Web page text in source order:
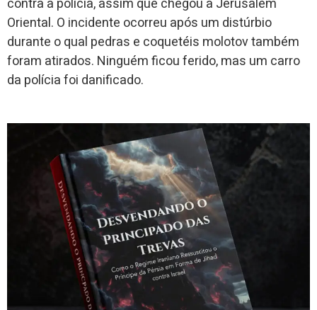
contra a polícia, assim que chegou a Jerusalém
Oriental. O incidente ocorreu após um distúrbio
durante o qual pedras e coquetéis molotov também
foram atirados. Ninguém ficou ferido, mas um carro
da polícia foi danificado.